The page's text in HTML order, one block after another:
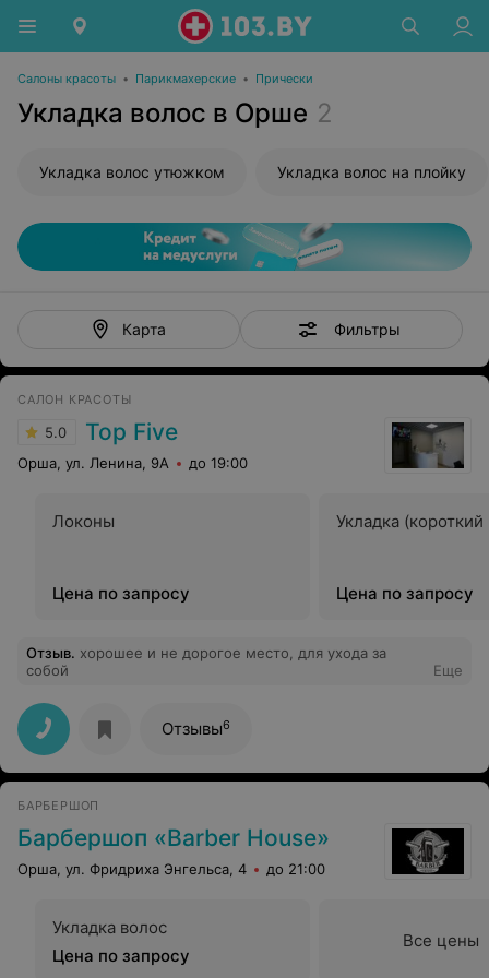
Салоны красоты • Парикмахерские • Прически
Укладка волос в Орше 2
Укладка волос утюжком Укладка волос на плойку
Карта Фильтры
САЛОН КРАСОТЫ
5.0 Top Five
Орша, ул. Ленина, 9А до 19:00
Локоны
Цена по запросу
Укладка (короткий
Цена по запросу
Отзыв. хорошее и не дорогое место, для ухода за
собой
Еще
Отзывы6
БАРБЕРШОП
Барбершоп «Barber House»
Орша, ул. Фридриха Энгельса, 4 до 21:00
Укладка волос
Цена по запросу
Все цены